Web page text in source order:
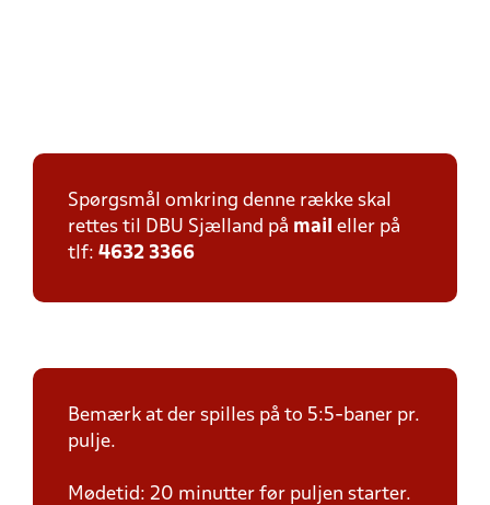
Spørgsmål omkring denne række skal
rettes til DBU Sjælland på mail eller på
tlf: 4632 3366
Bemærk at der spilles på to 5:5-baner pr.
pulje.
Mødetid: 20 minutter før puljen starter.